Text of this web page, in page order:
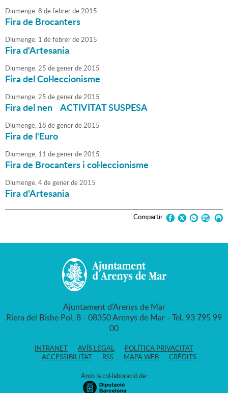
Diumenge,8 defebrerde2015
Fira de Brocanters
Diumenge, 1 defebrerde2015
Fira d'Artesania
Diumenge,25 degenerde2015
Fira del Col·leccionisme
Diumenge,25 degenerde2015
Fira del nen ACTIVITAT SUSPESA
Diumenge, 18 degenerde2015
Fira de l'Euro
Diumenge, 11 degenerde2015
Fira de Brocanters i col·leccionisme
Diumenge,4degenerde2015
Fira d'Artesania
Compartir
Ajuntament d'Arenys de Mar
Riera del Bisbe Pol, 8 - 08350 Arenys de Mar - Tel. 93 795 99
00
INTRANET AVÍS LEGAL
POLÍTICA PRIVACITAT
ACCESSIBILITAT
RSS MAPA WEB CRÈDITS
Amb la col·laboració de: